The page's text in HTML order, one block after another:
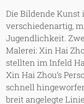
Die Bildende
verschiedenartig,
Jugendlichkeit.
Malerei: Xin Hai
stellten im Infeld
Xin Hai Zhou‘s
schnell
breit angelegte